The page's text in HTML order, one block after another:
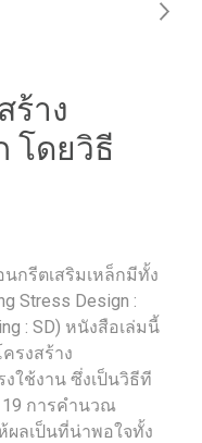
ร้าง
โดยวิธี
กรีตเสริมเหล็กมีทั้ง
Stress Design :
: SD) หนังสือเล่มนี้
รงสร้าง
ใช้งาน ซึ่งเป็นวิธีที
การคำนวณ
ผลเป็นที่น่าพอใจทั้ง